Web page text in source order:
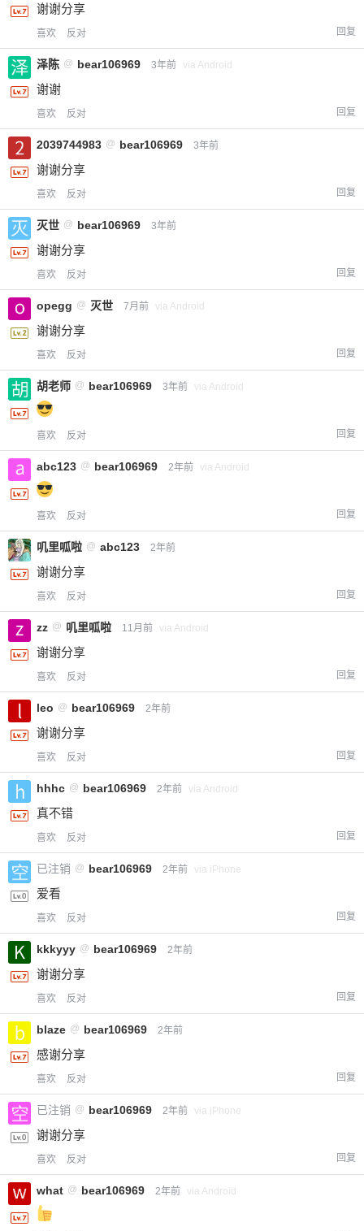
谢谢分享
喜欢 反对 回复
泽陈 @ bear106969 3年前 via Android
谢谢
喜欢 反对 回复
2039744983 @ bear106969 3年前
谢谢分享
喜欢 反对 回复
灭世 @ bear106969 3年前
谢谢分享
喜欢 反对 回复
opegg @ 灭世 7月前 via Android
谢谢分享
喜欢 反对 回复
胡老师 @ bear106969 3年前 via Android
喜欢 反对 回复
abc123 @ bear106969 2年前 via Android
喜欢 反对 回复
叽里呱啦 @ abc123 2年前
谢谢分享
喜欢 反对 回复
zz @ 叽里呱啦 11月前 via Android
谢谢分享
喜欢 反对 回复
leo @ bear106969 2年前
谢谢分享
喜欢 反对 回复
hhhc @ bear106969 2年前 via Android
真不错
喜欢 反对 回复
已注销 @ bear106969 2年前 via iPhone
爱看
喜欢 反对 回复
kkkyyy @ bear106969 2年前
谢谢分享
喜欢 反对 回复
blaze @ bear106969 2年前
感谢分享
喜欢 反对 回复
已注销 @ bear106969 2年前 via iPhone
谢谢分享
喜欢 反对 回复
what @ bear106969 2年前 via Android